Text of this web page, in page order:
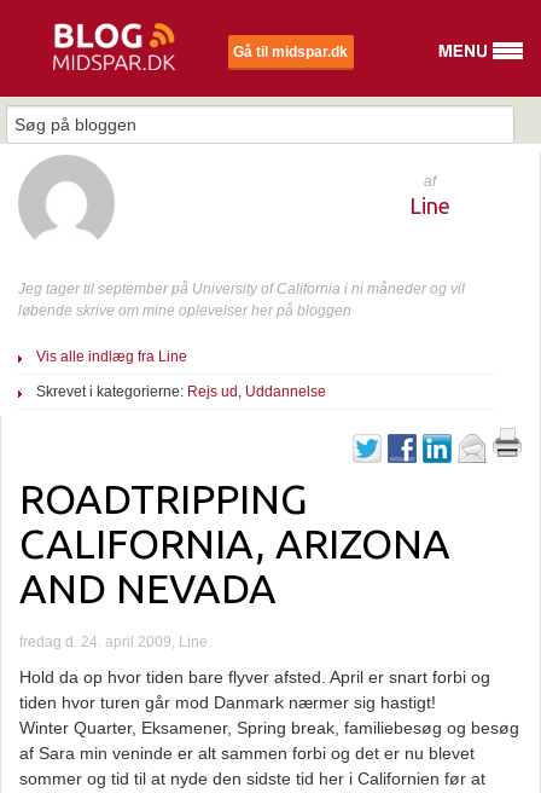
Gå til midspar.dk
af
Line
Jeg tager til september på University of California i ni måneder og vil
løbende skrive om mine oplevelser her på bloggen
Vis alle indlæg fra Line
Skrevet i kategorierne: Rejs ud , Uddannelse
ROADTRIPPING
CALIFORNIA, ARIZONA
AND NEVADA
fredag d. 24. april 2009, Line
Hold da op hvor tiden bare flyver afsted. April er snart forbi og
tiden hvor turen går mod Danmark nærmer sig hastigt!
Winter Quarter, Eksamener, Spring break, familiebesøg og besøg
af Sara min veninde er alt sammen forbi og det er nu blevet
sommer og tid til at nyde den sidste tid her i Californien før at